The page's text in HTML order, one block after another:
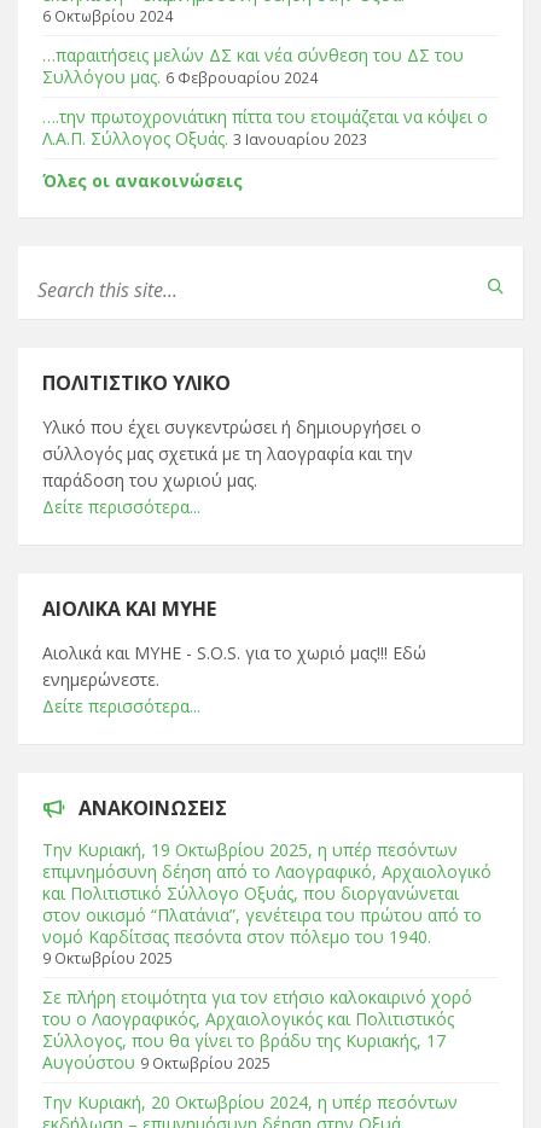
6 Οκτωβρίου 2024
…παραιτήσεις μελών ΔΣ και νέα σύνθεση του ΔΣ του
Συλλόγου μας. 6 Φεβρουαρίου 2024
….την πρωτοχρονιάτικη πίττα του ετοιμάζεται να κόψει ο
Λ.Α.Π. Σύλλογος Οξυάς. 3 Ιανουαρίου 2023
Όλες οι ανακοινώσεις
ΠΟΛΙΤΙΣΤΙΚΌ ΥΛΙΚΌ
Υλικό που έχει συγκεντρώσει ή δημιουργήσει ο
σύλλογός μας σχετικά με τη λαογραφία και την
παράδοση του χωριού μας.
Δείτε περισσότερα...
ΑΙΟΛΙΚΆ ΚΑΙ ΜΥΗΕ
Αιολικά και ΜΥΗΕ - S.O.S. για το χωριό μας!!! Εδώ
ενημερώνεστε.
Δείτε περισσότερα...
ΑΝΑΚΟΙΝΏΣΕΙΣ
Tην Κυριακή, 19 Οκτωβρίου 2025, η υπέρ πεσόντων
επιμνημόσυνη δέηση από το Λαογραφικό, Αρχαιολογικό
και Πολιτιστικό Σύλλογο Οξυάς, που διοργανώνεται
στον οικισμό “Πλατάνια”, γενέτειρα του πρώτου από το
νομό Καρδίτσας πεσόντα στον πόλεμο του 1940.
9 Οκτωβρίου 2025
Σε πλήρη ετοιμότητα για τον ετήσιο καλοκαιρινό χορό
του ο Λαογραφικός, Αρχαιολογικός και Πολιτιστικός
Σύλλογος, που θα γίνει το βράδυ της Κυριακής, 17
Αυγούστου 9 Οκτωβρίου 2025
Tην Κυριακή, 20 Οκτωβρίου 2024, η υπέρ πεσόντων